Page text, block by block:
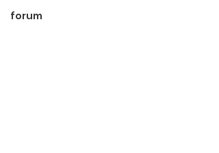
forum